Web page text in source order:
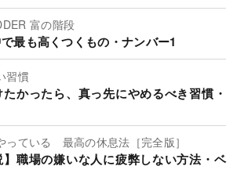
富の階段
最も高くつくもの・ナンバー1
習慣
たかったら、真っ先にやめるべき習慣・
っている 最高の休息法［完全版］
】職場の嫌いな人に疲弊しない方法・ベ